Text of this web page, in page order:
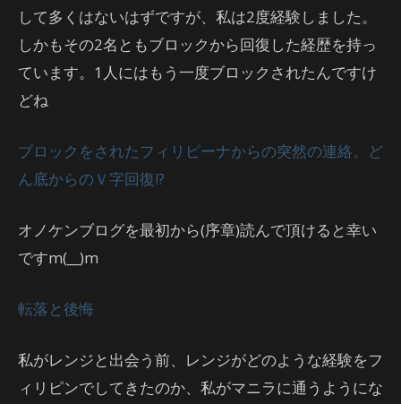
して多くはないはずですが、私は2度経験しました。
しかもその2名ともブロックから回復した経歴を持っ
ています。1人にはもう一度ブロックされたんですけ
どね
ブロックをされたフィリピーナからの突然の連絡。ど
ん底からのＶ字回復!?
オノケンブログを最初から(序章)読んで頂けると幸い
ですm(__)m
転落と後悔
私がレンジと出会う前、レンジがどのような経験をフ
ィリピンでしてきたのか、私がマニラに通うようにな